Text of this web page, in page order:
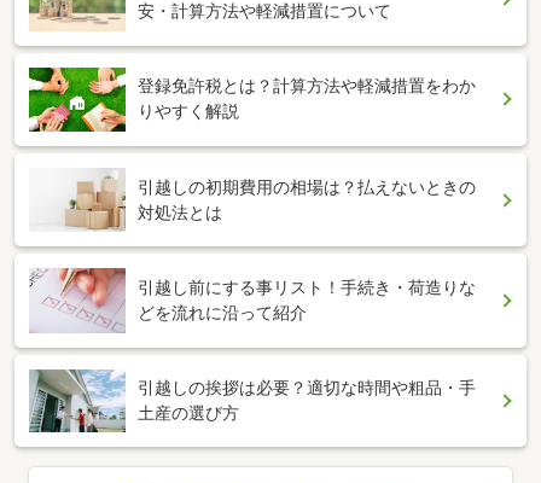
安・計算方法や軽減措置について
登録免許税とは？計算方法や軽減措置をわか
りやすく解説
引越しの初期費用の相場は？払えないときの
対処法とは
引越し前にする事リスト！手続き・荷造りな
どを流れに沿って紹介
引越しの挨拶は必要？適切な時間や粗品・手
土産の選び方